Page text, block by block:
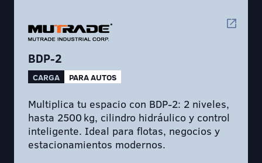
BDP-2
CARGA PARA AUTOS
Multiplica tu espacio con BDP-2: 2 niveles,
hasta 2500 kg, cilindro hidráulico y control
inteligente. Ideal para flotas, negocios y
estacionamientos modernos.